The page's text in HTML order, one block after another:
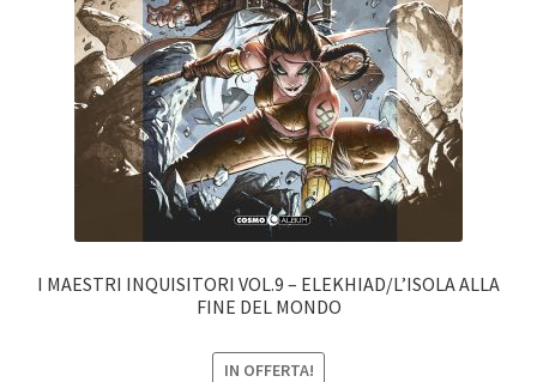
I MAESTRI INQUISITORI VOL.9 – ELEKHIAD/L’ISOLA ALLA
FINE DEL MONDO
IN OFFERTA!